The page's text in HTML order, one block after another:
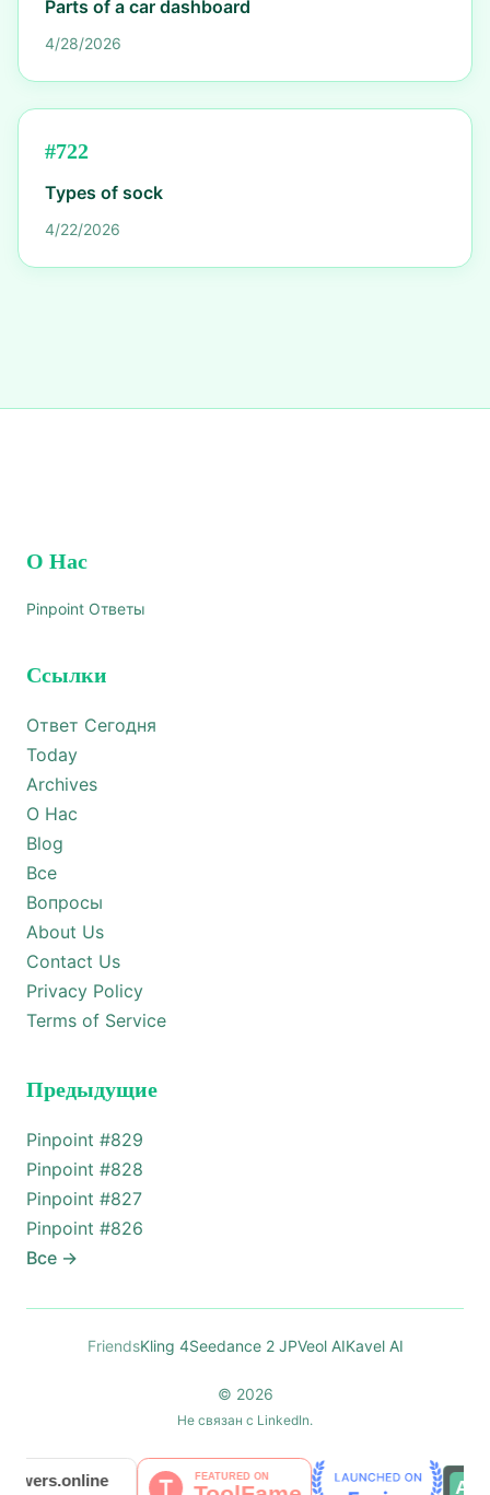
Parts of a car dashboard
4/28/2026
#722
Types of sock
4/22/2026
О Нас
Pinpoint Ответы
Ссылки
Ответ Сегодня
Today
Archives
О Нас
Blog
Все
Вопросы
About Us
Contact Us
Privacy Policy
Terms of Service
Предыдущие
Pinpoint #829
Pinpoint #828
Pinpoint #827
Pinpoint #826
Все →
FriendsKling 4Seedance 2 JPVeol AIKavel AI
© 2026
Не связан с LinkedIn.